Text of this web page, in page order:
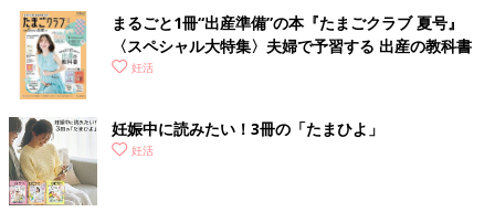
まるごと1冊“出産準備”の本『たまごクラブ 夏号』
〈スペシャル大特集〉夫婦で予習する 出産の教科書
妊活
妊娠中に読みたい！3冊の「たまひよ」
妊活